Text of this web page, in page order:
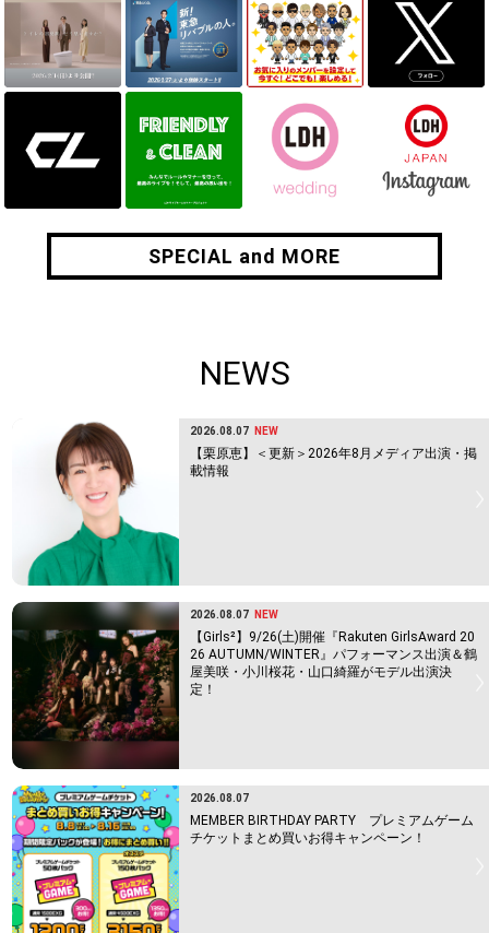
SPECIAL and MORE
SPECIAL and MORE
NEWS
2026.08.07 NEW
【栗原恵】＜更新＞2026年8月メディア出演・掲
載情報
2026.08.07 NEW
【Girls²】9/26(土)開催『Rakuten GirlsAward 20
26 AUTUMN/WINTER』パフォーマンス出演＆鶴
屋美咲・小川桜花・山口綺羅がモデル出演決
定！
2026.08.07
MEMBER BIRTHDAY PARTY プレミアムゲーム
チケットまとめ買いお得キャンペーン！